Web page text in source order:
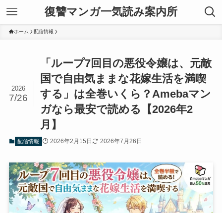
復讐マンガ一気読み案内所
ホーム 配信情報
「ループ7回目の悪役令嬢は、元敵
国で自由気ままな花嫁生活を満喫
する」は全巻いくら？Amebaマン
ガなら最安で読める【2026年2
月】
2026
7/26
配信情報 2026年2月15日 2026年7月26日